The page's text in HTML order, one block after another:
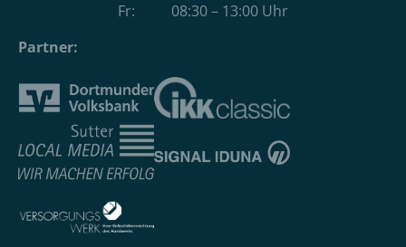
Fr: 08:30 – 13:00 Uhr
Partner: